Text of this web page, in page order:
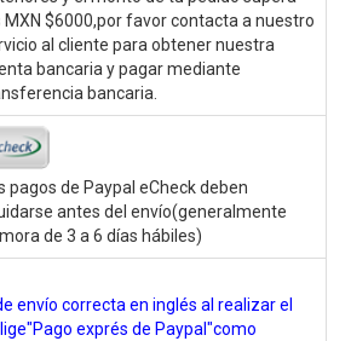
MXN $6000,por favor contacta a nuestro
al cliente para obtener nuestra
bancaria y pagar mediante
bancaria.
pagos de Paypal eCheck deben
antes del envío(generalmente
de 3 a 6 días hábiles)
envío correcta en inglés al realizar el
exprés de Paypal"como